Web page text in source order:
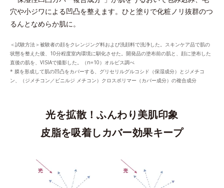
穴や小ジワによる凹凸を整えます。ひと塗りで化粧ノリ抜群のつ
るんとなめらか肌に。
＜試験方法＞被験者の顔をクレンジング料および洗顔料で洗浄した。スキンケア品で肌の
状態を整えた後、10分程度室内環境に馴化させた。開発品の塗布前の肌と、顔に塗布した
直後の肌を、VISIAで撮影した。（n=10）オルビス調べ
* 膜を形成して肌の凹凸をカバーする、グリセリルグルコシド（保湿成分）とジメチコ
ン、（ジメチコン／ビニルジ メチコン）クロスポリマー（カバー成分）の複合成分
光を拡散！ふんわり美肌印象
皮脂を吸着しカバー効果キープ